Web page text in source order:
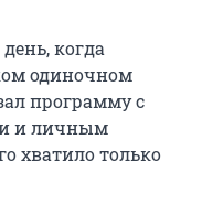
когда
одиночном
программу с
и личным
хватило только